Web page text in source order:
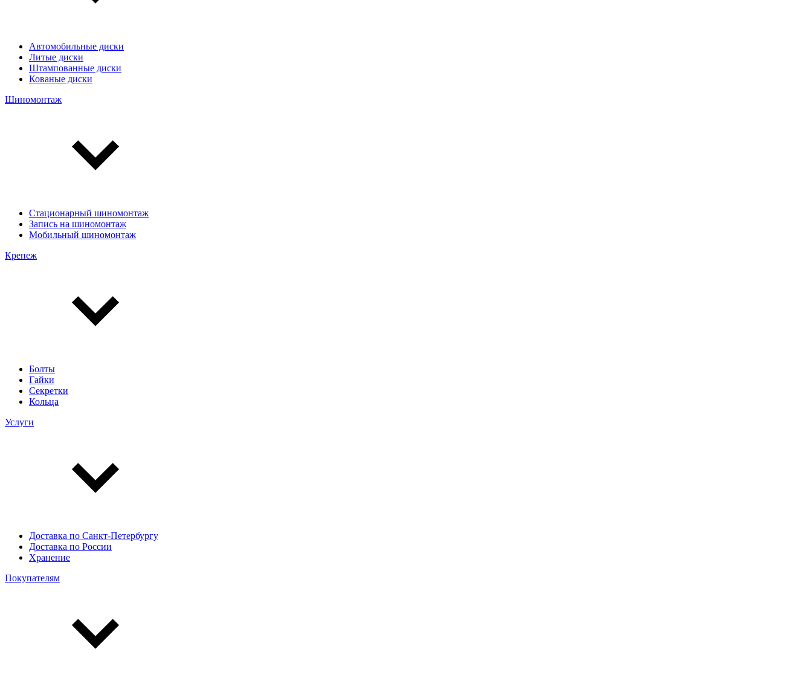
Автомобильные диски
Литые диски
Штампованные диски
Кованые диски
Шиномонтаж
Стационарный шиномонтаж
Запись на шиномонтаж
Мобильный шиномонтаж
Крепеж
Болты
Гайки
Секретки
Кольца
Услуги
Доставка по Санкт-Петербургу
Доставка по России
Хранение
Покупателям